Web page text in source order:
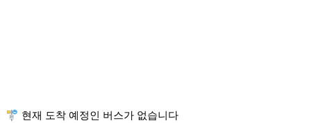
🚏 현재 도착 예정인 버스가 없습니다